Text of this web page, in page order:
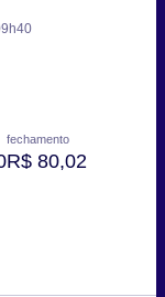
fechamento
R$ 80,02